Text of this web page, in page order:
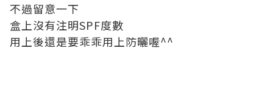
不過留意一下
盒上沒有注明SPF度數
用上後還是要乖乖用上防曬喔^^